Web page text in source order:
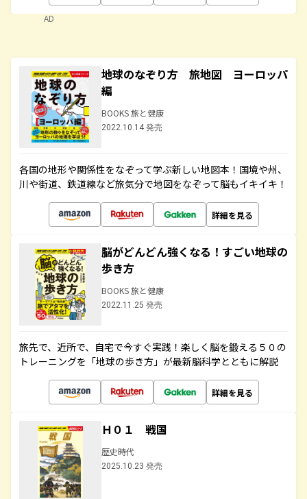
AD
地球のなぞり方 旅地図 ヨーロッパ
編
BOOKS 旅と健康
2022.10.14 発売
各国の地形や関係性をなぞって学ぶ新しい地図本！国境や州、
川や街道、鉄道線など旅気分で地図をなぞって脳もイキイキ！
詳細を見る
脳がどんどん強くなる！すごい地球の
歩き方
BOOKS 旅と健康
2022.11.25 発売
旅先で、近所で、自宅で今すぐ実践！楽しく脳を鍛える５０の
トレーニングを「地球の歩き方」が最新脳科学とともに解説
詳細を見る
Ｈ０１ 戦国
歴史時代
2025.10.23 発売